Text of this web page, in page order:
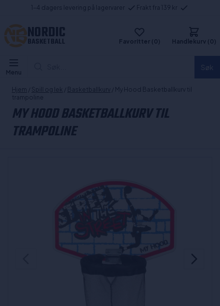
1-4 dagers levering på lagervarer Frakt fra 139 kr
NORDIC
BASKETBALL Favoritter (0) Handlekurv (0)
Menu
Hjem / Spill og lek / Basketballkurv / My Hood Basketballkurv til
trampoline
MY HOOD BASKETBALLKURV TIL
TRAMPOLINE